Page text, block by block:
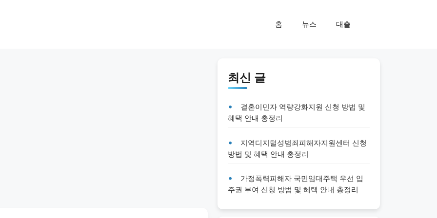
홈 뉴스 대출
최신 글
결혼이민자 역량강화지원 신청 방법 및
혜택 안내 총정리
지역디지털성범죄피해자지원센터 신청
방법 및 혜택 안내 총정리
가정폭력피해자 국민임대주택 우선 입
주권 부여 신청 방법 및 혜택 안내 총정리